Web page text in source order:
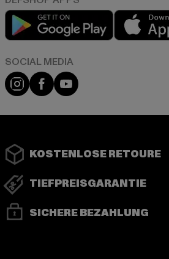
Play market
Instagram
FacebookYouTube
KOSTENLOSE RETOURE
TIEFPREISGARANTIE
SICHERE BEZAHLUNG